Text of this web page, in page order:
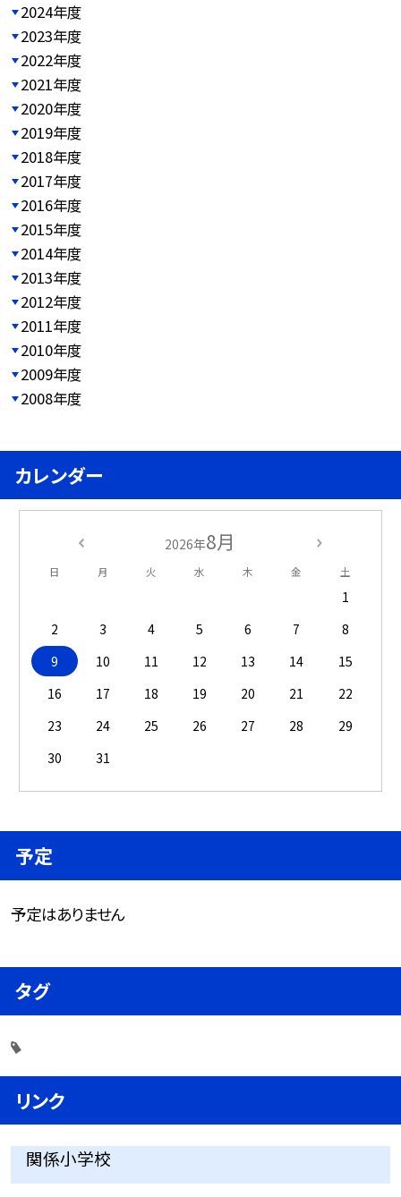
2024年度
2023年度
2022年度
2021年度
2020年度
2019年度
2018年度
2017年度
2016年度
2015年度
2014年度
2013年度
2012年度
2011年度
2010年度
2009年度
2008年度
カレンダー
2026年8月
日 月 火 水 木 金 土
1
2
3 4 5 6 7
8
9
10 11 12 13 14
15
16
17 18 19 20 21
22
23
24 25 26 27 28
29
30
31
予定
予定はありません
タグ
リンク
関係小学校